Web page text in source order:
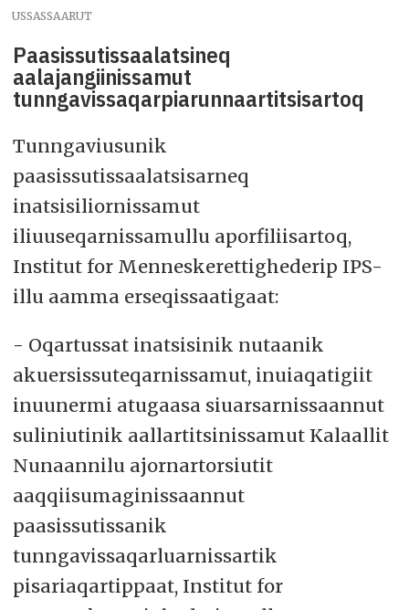
USSASSAARUT
Paasissutissaalatsineq
aalajangiinissamut
tunngavissaqarpiarunnaartitsisartoq
Tunngaviusunik
paasissutissaalatsisarneq
inatsisiliornissamut
iliuuseqarnissamullu aporfiliisartoq,
Institut for Menneskerettighederip IPS-
illu aamma erseqissaatigaat:
- Oqartussat inatsisinik nutaanik
akuersissuteqarnissamut, inuiaqatigiit
inuunermi atugaasa siuarsarnissaannut
suliniutinik aallartitsinissamut Kalaallit
Nunaannilu ajornartorsiutit
aaqqiisumaginissaannut
paasissutissanik
tunngavissaqarluarnissartik
pisariaqartippaat, Institut for